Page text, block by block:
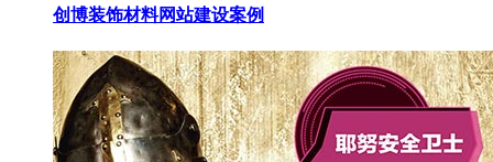
创博装饰材料网站建设案例